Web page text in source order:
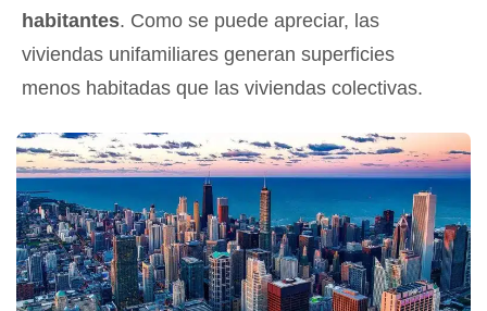
habitantes. Como se puede apreciar, las
viviendas unifamiliares generan superficies
menos habitadas que las viviendas colectivas.